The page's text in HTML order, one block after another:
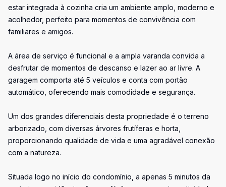
estar integrada à cozinha cria um ambiente amplo, moderno e
acolhedor, perfeito para momentos de convivência com
familiares e amigos.
A área de serviço é funcional e a ampla varanda convida a
desfrutar de momentos de descanso e lazer ao ar livre. A
garagem comporta até 5 veículos e conta com portão
automático, oferecendo mais comodidade e segurança.
Um dos grandes diferenciais desta propriedade é o terreno
arborizado, com diversas árvores frutíferas e horta,
proporcionando qualidade de vida e uma agradável conexão
com a natureza.
Situada logo no início do condomínio, a apenas 5 minutos da